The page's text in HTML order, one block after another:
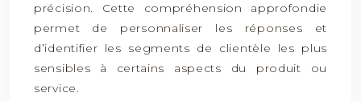
précision. Cette compréhension approfondie
permet de personnaliser les réponses et
d’identifier les segments de clientèle les plus
sensibles à certains aspects du produit ou
service.